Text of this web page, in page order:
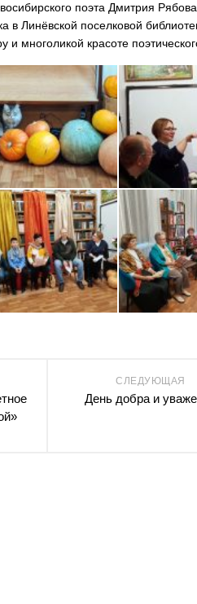
поэта Дмитрия
в Линёвской поселковой
многоликой красоте
СЛЕДУЮЩАЯ
День добра и